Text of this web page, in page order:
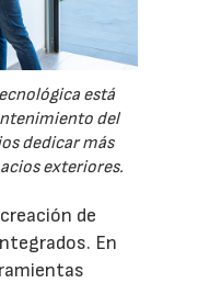
está
del
dedicar más
exteriores.
de
En